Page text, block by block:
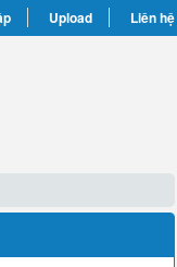
Upload Liên hệ